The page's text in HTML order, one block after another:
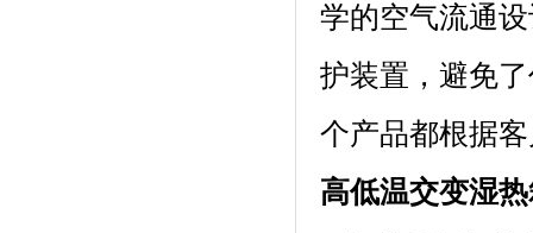
学的空气流通设
护装置，避免
个产品都根据客
高低温交变湿热